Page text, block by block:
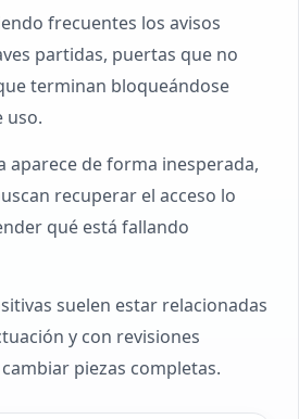
frecuentes los avisos
partidas, puertas que no
terminan bloqueándose
uso.
aparece de forma inesperada,
recuperar el acceso lo
qué está fallando
suelen estar relacionadas
y con revisiones
piezas completas.